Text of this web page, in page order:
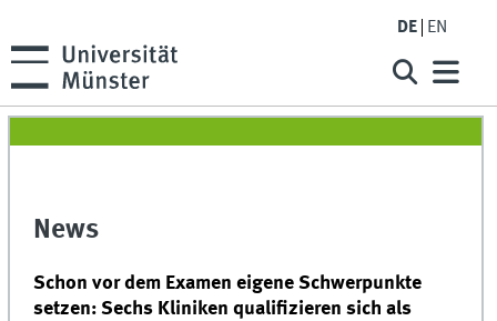
DE EN
News
Schon vor dem Examen eigene Schwerpunkte
setzen: Sechs Kliniken qualifizieren sich als